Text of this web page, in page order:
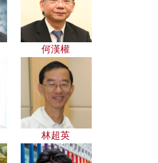
何漢權
林超英